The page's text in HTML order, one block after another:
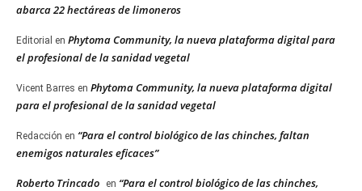
abarca 22 hectáreas de limoneros
Editorial en Phytoma Community, la nueva plataforma digital para
el profesional de la sanidad vegetal
Vicent Barres en Phytoma Community, la nueva plataforma digital
para el profesional de la sanidad vegetal
Redacción en “Para el control biológico de las chinches, faltan
enemigos naturales eficaces”
Roberto Trincado en “Para el control biológico de las chinches,